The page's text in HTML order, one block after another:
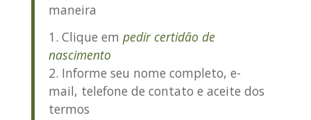
maneira
Clique em pedir certidão de
nascimento
Informe seu nome completo, e-
mail, telefone de contato e aceite dos
termos